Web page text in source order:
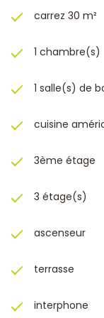
carrez 30 m²
1 chambre(s)
1 salle(s) de
cuisine
3ème étage
3 étage(s)
ascenseur
terrasse
interphone